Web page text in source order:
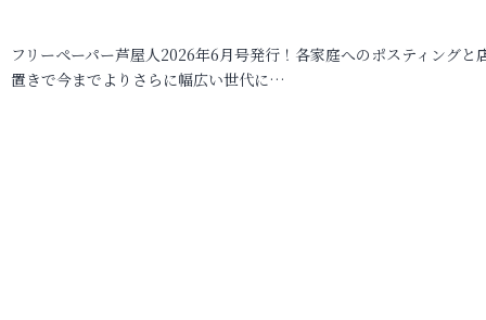
フリーペーパー芦屋人2026年6月号発行！各家庭へのポスティングと
置きで今までよりさらに幅広い世代に…